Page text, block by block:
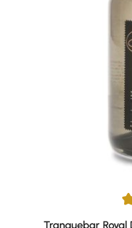
Durchschnittliche
Tranquebar Royal